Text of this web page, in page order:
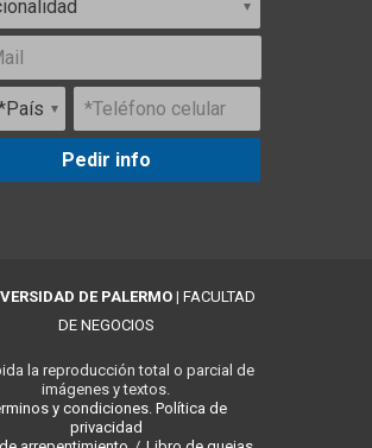
Pedir info
DE PALERMO| FACULTAD
DE NEGOCIOS
la reproducción total o parcial de
imágenes y textos.
y condiciones. Política de
privacidad